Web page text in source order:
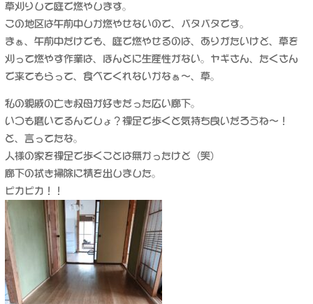
き
家
に
に
草刈りして庭で燃やします。
この地区は午前中しか燃やせないので、バタバタです。
まぁ、午前中だけでも、庭で燃やせるのは、ありがたいけど、草を
刈って燃やす作業は、ほんとに生産性がない。ヤギさん、たくさん
で来てもらって、食べてくれないかなぁ〜、草。
私の親戚の亡き叔母が好きだった広い廊下。
いつも磨いてるんでしょ？裸足で歩くと気持ち良いだろうね〜！
と、言ってたな。
人様の家を裸足で歩くことは無かったけど（笑）
廊下の拭き掃除に精を出しました。
ピカピカ！！